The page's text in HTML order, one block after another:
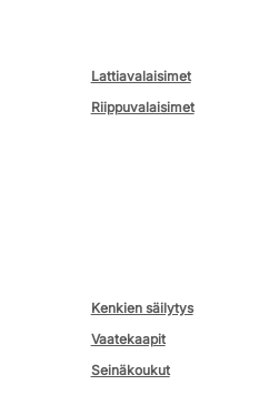
Lattiavalaisimet
Riippuvalaisimet
Kenkien säilytys
Vaatekaapit
Seinäkoukut